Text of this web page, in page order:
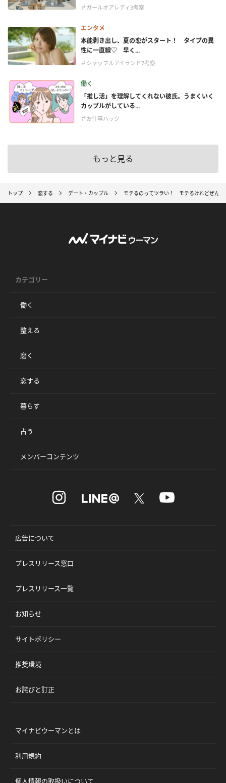
＃ガールオアレディ3考察
エンタメ
本能剥き出し、夏の恋がスタート！ タイプの異
性に一直線♡ 早く...
＃シャッフルアイランド7考察
働く
「推し活」を理解してくれない彼氏。うまくいく
カップルがしている...
＃お仕事ハック
もっと見る
トップ 恋する デート・カップル モテるのってツラい！ モテるけれどぜんぜ
カテゴリー
働く
整える
磨く
恋する
暮らす
占う
メンバーコンテンツ
広告について
プレスリリース窓口
プレスリリース一覧
お知らせ
サイトポリシー
推奨環境
お詫びと訂正
マイナビウーマンとは
利用規約
個人情報の取扱いについて